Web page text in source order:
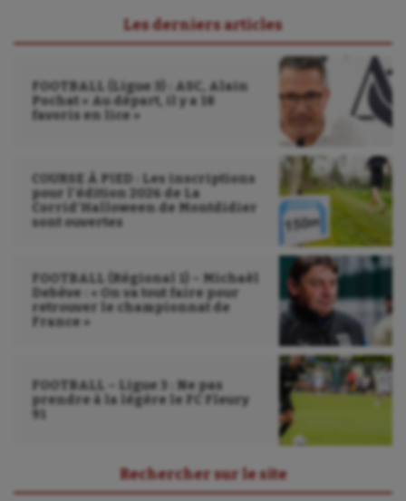
Les derniers articles
FOOTBALL (Ligue 3) : ASC, Alain
Pochat « Au départ, il y a 18
favoris en lice »
COURSE À PIED : Les inscriptions
pour l’édition 2026 de La
Corrid’Halloween de Montdidier
sont ouvertes
FOOTBALL (Régional 1) – Michaël
Debève : « On va tout faire pour
retrouver le championnat de
France »
FOOTBALL – Ligue 3 : Ne pas
prendre à la légère le FC Fleury
91
Rechercher sur le site